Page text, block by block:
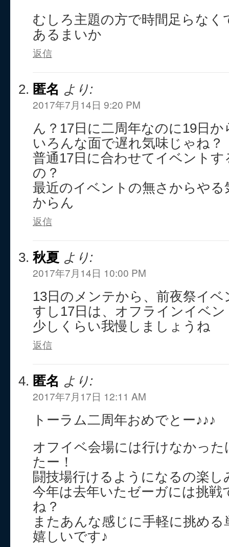
むしろ主題の方で時間足らな
あるまいか
返信
匿名 より:
2017年7月14日 9:20 PM
ん？17日に二周年なのに19日
いろんな面で遅れ気味じゃね？
普通17日に合わせてイベント
の？
最近のイベントの無さからや
からん
返信
秋夏 より:
2017年7月14日 10:00 PM
13日のメンテから、前夜祭イ
すし17日は、オフラインイベ
少しくらい我慢しましょうね
返信
匿名 より:
2017年7月17日 12:11 AM
トーラム二周年おめでとー♪♪♪
オフイベ会場には行けなかっ
たー！
闘技場行けるようになるの楽し
今年は去年いたゼーガには挑戦
ね？
またあんな感じに手軽に挑め
嬉しいです♪